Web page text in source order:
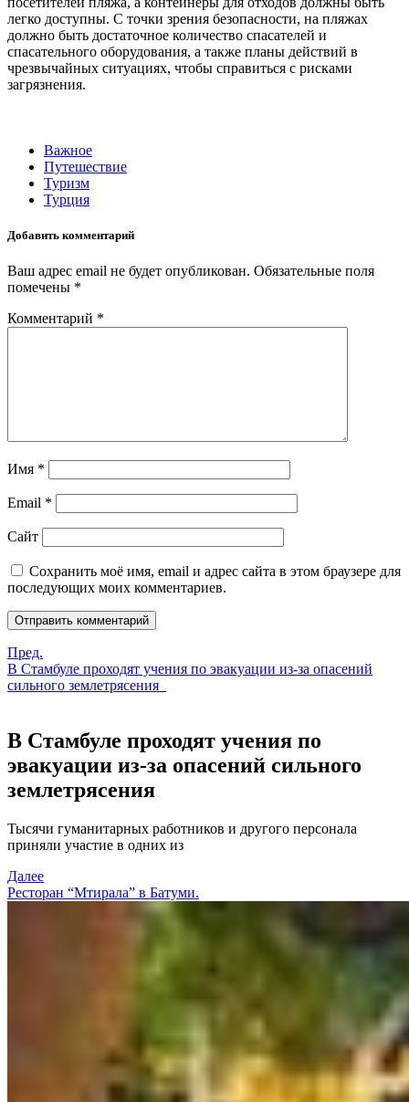
легко доступны. С точки зрения безопасности, на пляжах
должно быть достаточное количество спасателей и
спасательного оборудования, а также планы действий в
чрезвычайных ситуациях, чтобы справиться с рисками
загрязнения.
Важное
Путешествие
Туризм
Турция
Добавить комментарий
Ваш адрес email не будет опубликован. Обязательные поля
помечены *
Комментарий *
Имя *
Email *
Сайт
Сохранить моё имя, email и адрес сайта в этом браузере для
последующих моих комментариев.
Пред.
В Стамбуле проходят учения по эвакуации из-за опасений
сильного землетрясения
В Стамбуле проходят учения по
эвакуации из-за опасений сильного
землетрясения
Тысячи гуманитарных работников и другого персонала
приняли участие в одних из
Далее
Ресторан “Мтирала” в Батуми.